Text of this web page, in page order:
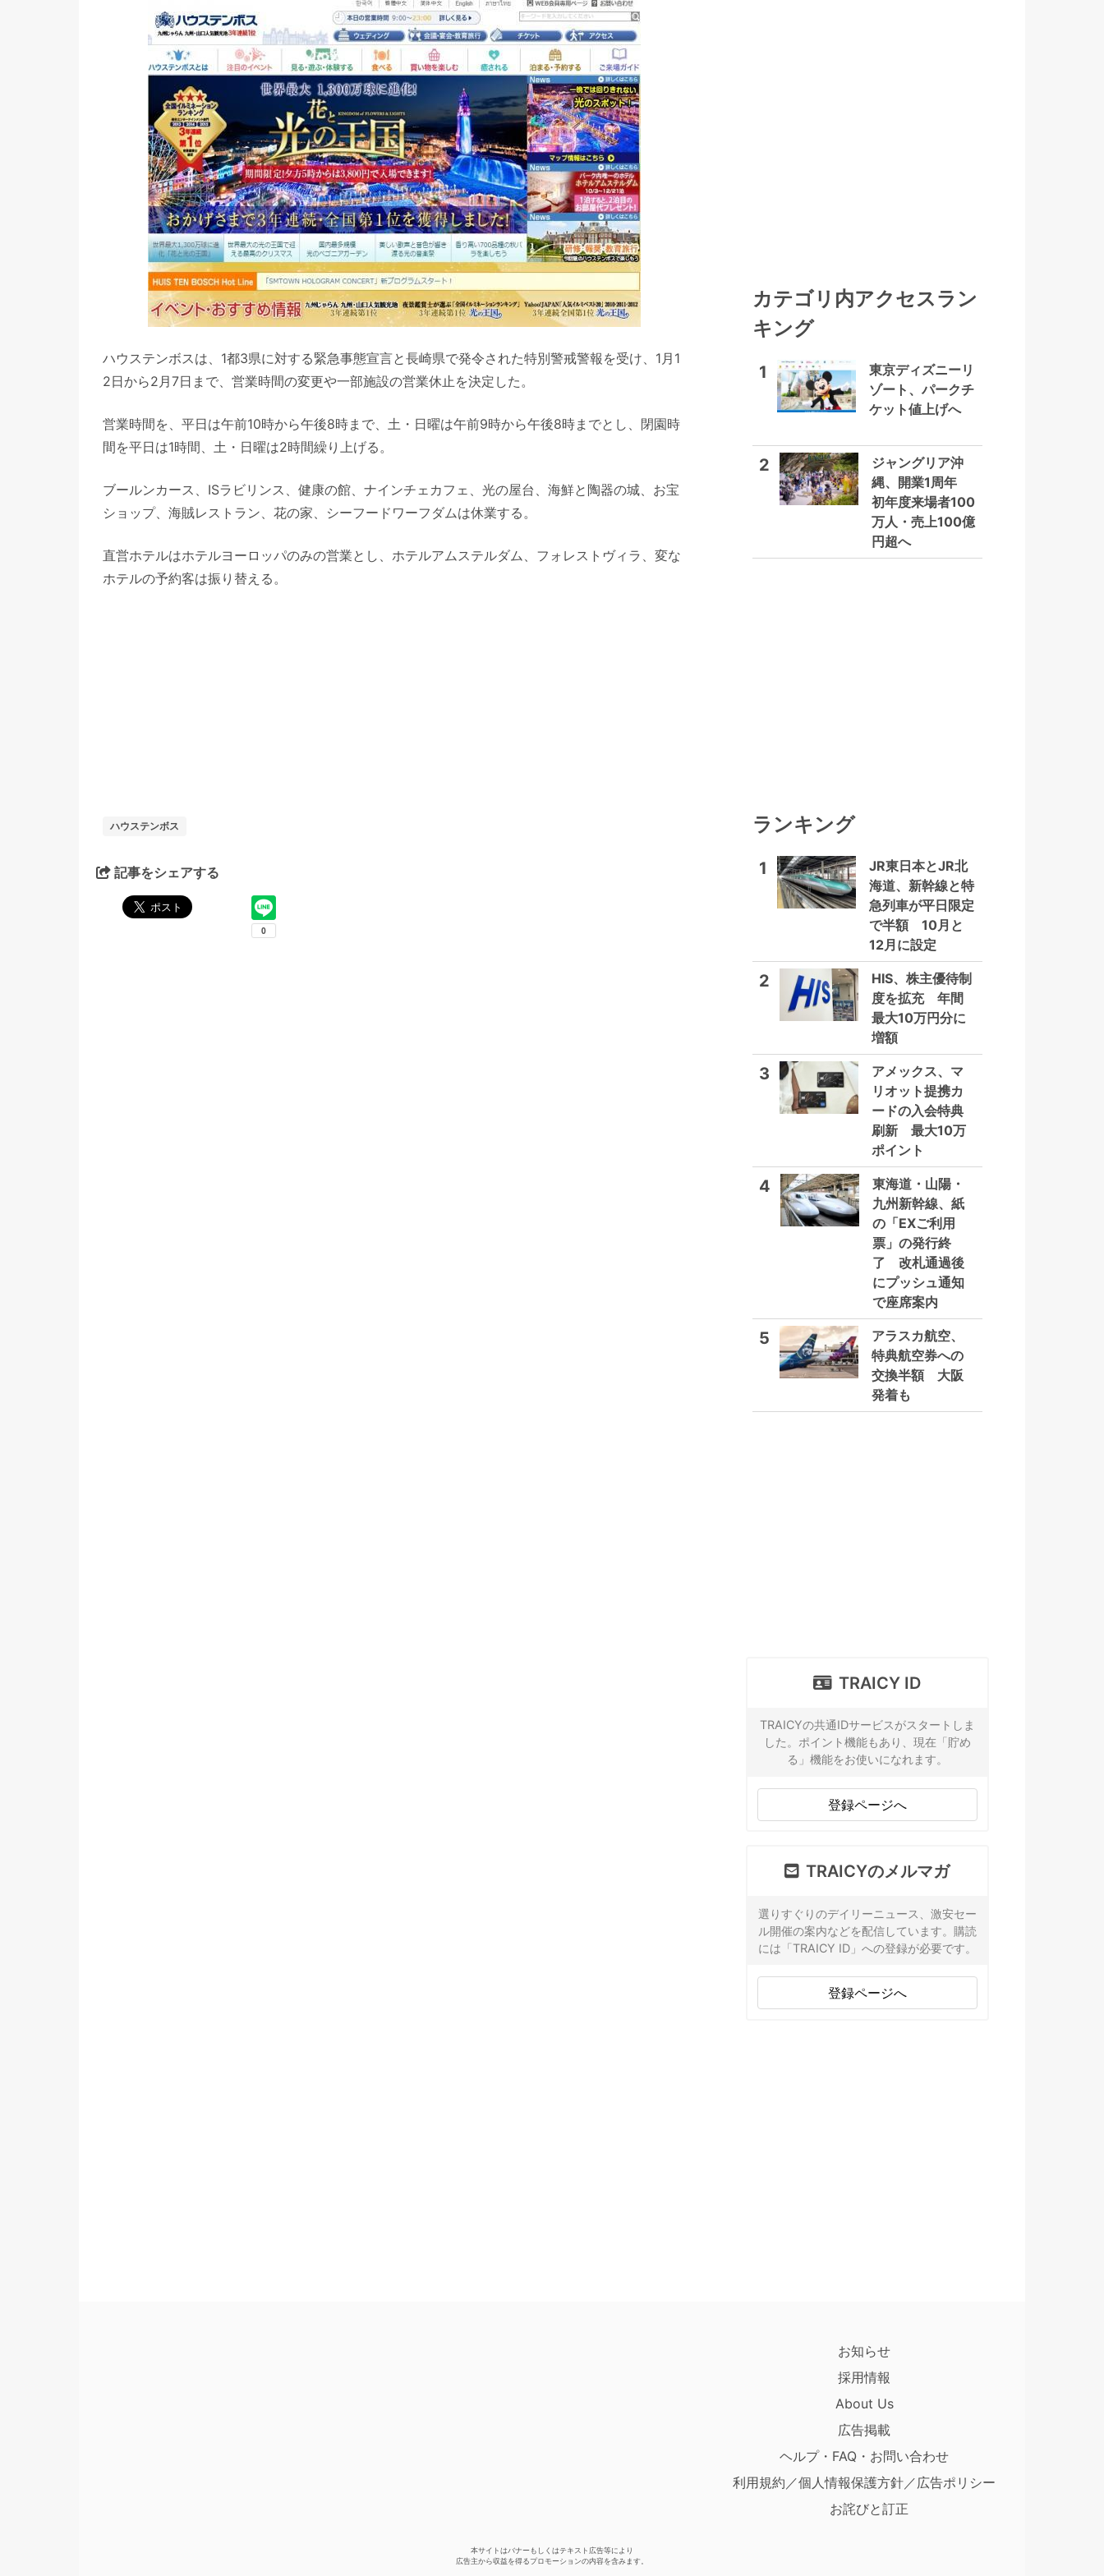
ハウステンボスは、1都3県に対する緊急事態宣言と長崎県で発令された特別警戒警報を受け、1月1
2日から2月7日まで、営業時間の変更や一部施設の営業休止を決定した。
営業時間を、平日は午前10時から午後8時まで、土・日曜は午前9時から午後8時までとし、閉園時
間を平日は1時間、土・日曜は2時間繰り上げる。
ブールンカース、ISラビリンス、健康の館、ナインチェカフェ、光の屋台、海鮮と陶器の城、お宝
ショップ、海賊レストラン、花の家、シーフードワーフダムは休業する。
直営ホテルはホテルヨーロッパのみの営業とし、ホテルアムステルダム、フォレストヴィラ、変な
ホテルの予約客は振り替える。
ハウステンボス
記事をシェアする
カテゴリ内アクセスラン
キング
1
東京ディズニーリ
ゾート、パークチ
ケット値上げへ
2
ジャングリア沖
縄、開業1周年
初年度来場者100
万人・売上100億
円超へ
ランキング
1
JR東日本とJR北
海道、新幹線と特
急列車が平日限定
で半額 10月と
12月に設定
2
HIS、株主優待制
度を拡充 年間
最大10万円分に
増額
3
アメックス、マ
リオット提携カ
ードの入会特典
刷新 最大10万
ポイント
4
東海道・山陽・
九州新幹線、紙
の「EXご利用
票」の発行終
了 改札通過後
にプッシュ通知
で座席案内
5
アラスカ航空、
特典航空券への
交換半額 大阪
発着も
TRAICY ID
TRAICYの共通IDサービスがスタートしま
した。ポイント機能もあり、現在「貯め
る」機能をお使いになれます。
登録ページへ
TRAICYのメルマガ
選りすぐりのデイリーニュース、激安セー
ル開催の案内などを配信しています。購読
には「TRAICY ID」への登録が必要です。
登録ページへ
お知らせ
採用情報
About Us
広告掲載
ヘルプ・FAQ・お問い合わせ
利用規約／個人情報保護方針／広告ポリシー
お詫びと訂正
本サイトはバナーもしくはテキスト広告等により
広告主から収益を得るプロモーションの内容を含みます。